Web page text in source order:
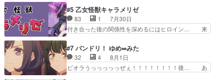
い筈のガブちゃん、アキオの… 色々とひっかけが
あって、最終的に嫌な終わ… ゴンゾウが従える大
量のツガイに何事かと思…
タイの妃になってもその心は晴れず、モ… ドレゲ
ネの過去、宝石だった彼女が人になり… ドレゲネ
の過去、、辛かった、、あのジャタ… 年上旦那が
良い人でも、女は宝石でただ笑っ… ダイルの儀式
過去には同情の言葉しか…シ… 奥様に悲しい過
去…萌え袖が可愛いね、と思… ドレゲネとシタ
ラ、2人だけの同盟が結成さ…
#5 乙女怪獣キャラメリゼ
83 1
7月30日
付き合った後の関係性を深めるにはヒロイン… 来
とメスってて何この可愛い生物。クラス… 付き合
い始めたら始めたでまた違った悩みが… と一歩ず
つ踏み出す黒絵ちゃん微笑ま新汰の… ツインテー
ルが可愛いお茶目な妹ちゃんです… しかも過去も
#7 バンドリ！ ゆめ∞みた
32 4
8月1日
ビオラうっっっっっぜぇ！！！！！！！！後… あ